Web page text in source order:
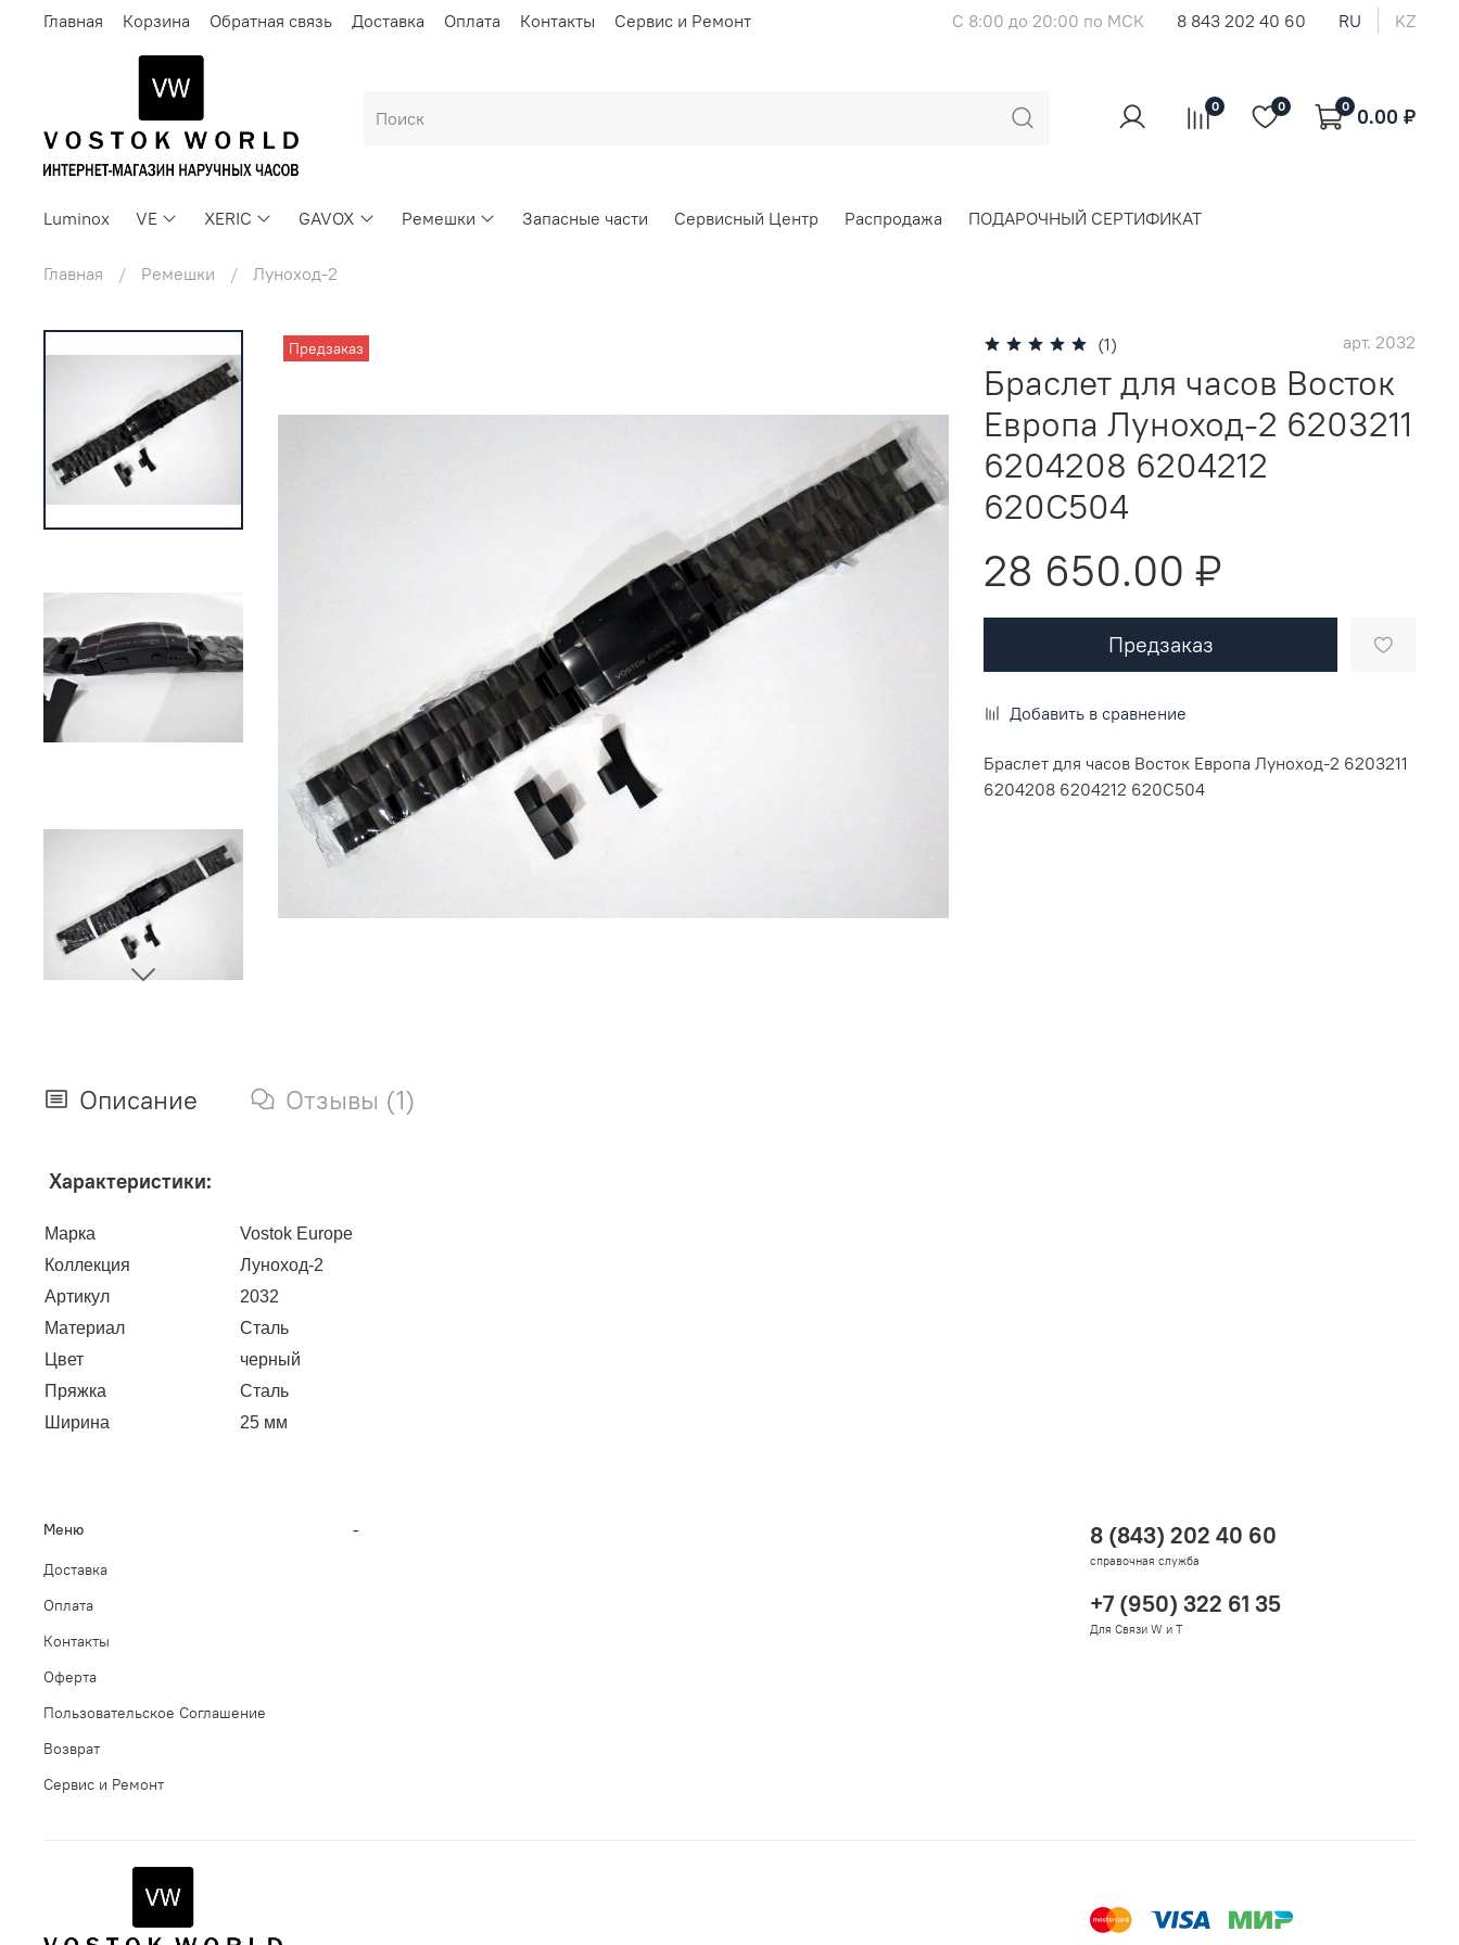
Главная Корзина Обратная связь Доставка Оплата Контакты Сервис и Ремонт С 8:00 до 20:00 по МСК 8 843 202 40 60 RU KZ
0 0 0 0.00 ₽
Luminox VE XERIC GAVOX Ремешки Запасные части Сервисный Центр Распродажа ПОДАРОЧНЫЙ СЕРТИФИКАТ
Главная Ремешки Луноход-2
Предзаказ (1) арт. 2032
Браслет для часов Восток
Европа Луноход-2 6203211
6204208 6204212
620C504
28 650.00 ₽
Предзаказ
Добавить в сравнение
Браслет для часов Восток Европа Луноход-2 6203211
6204208 6204212 620C504
Описание Отзывы (1)
Характеристики:
Марка
Vostok Europe
Коллекция
Луноход-2
Артикул
2032
Материал
Сталь
Цвет
черный
Пряжка
Сталь
Ширина
25 мм
Меню
Доставка
Оплата
Контакты
Оферта
Пользовательское Соглашение
Возврат
Сервис и Ремонт
- 8 (843) 202 40 60
справочная служба
+7 (950) 322 61 35
Для Связи W и T